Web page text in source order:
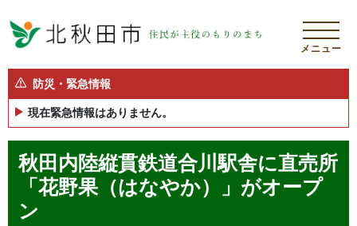
メニュー
防災・緊急情報
現在緊急情報はありません。
秋田内陸縦貫鉄道合川駅舎に直売所
「花野果（はなやか）」がオープ
ン